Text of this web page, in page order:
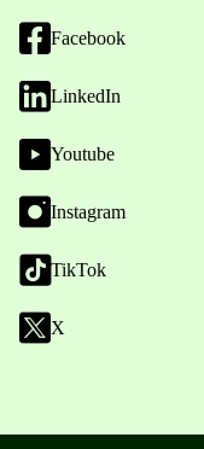
Facebook
LinkedIn
Youtube
Instagram
TikTok
X